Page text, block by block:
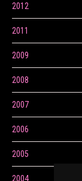
2012
2011
2009
2008
2007
2006
2005
2004